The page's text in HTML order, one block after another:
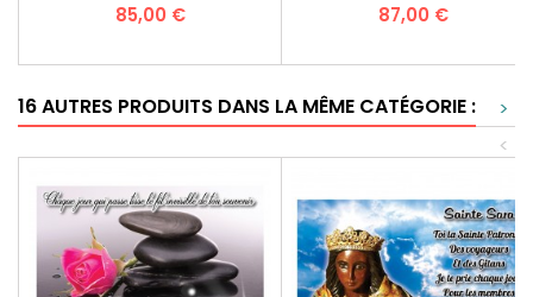
Prix
85,00 € Prix
87,00 €
16 AUTRES PRODUITS DANS LA MÊME CATÉGORIE :
>
<